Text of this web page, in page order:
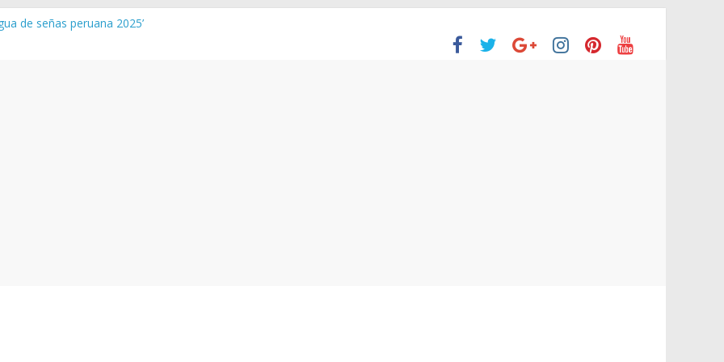
de señas peruana 2025’